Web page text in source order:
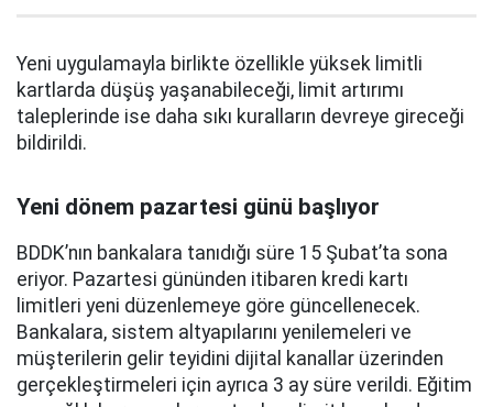
Yeni uygulamayla birlikte özellikle yüksek limitli
kartlarda düşüş yaşanabileceği, limit artırımı
taleplerinde ise daha sıkı kuralların devreye gireceği
bildirildi.
Yeni dönem pazartesi günü başlıyor
BDDK’nın bankalara tanıdığı süre 15 Şubat’ta sona
eriyor. Pazartesi gününden itibaren kredi kartı
limitleri yeni düzenlemeye göre güncellenecek.
Bankalara, sistem altyapılarını yenilemeleri ve
müşterilerin gelir teyidini dijital kanallar üzerinden
gerçekleştirmeleri için ayrıca 3 ay süre verildi. Eğitim